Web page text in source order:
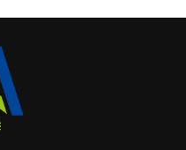
продуктов